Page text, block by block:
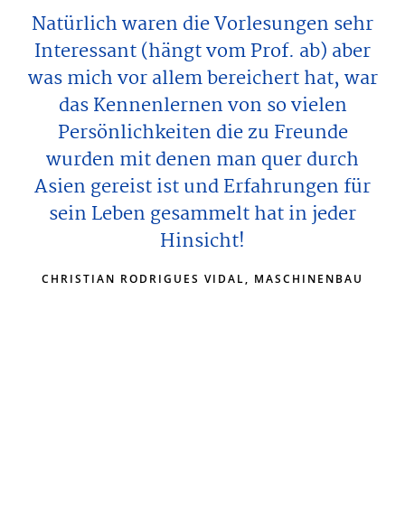
Natürlich waren die Vorlesungen sehr
Interessant (hängt vom Prof. ab) aber
was mich vor allem bereichert hat, war
das Kennenlernen von so vielen
Persönlichkeiten die zu Freunde
wurden mit denen man quer durch
Asien gereist ist und Erfahrungen für
sein Leben gesammelt hat in jeder
Hinsicht!
CHRISTIAN RODRIGUES VIDAL, MASCHINENBAU